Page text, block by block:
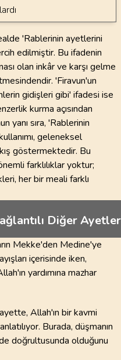
'Rablerinin ayetlerini
edilmiştir. Bu ifadenin
olan inkâr ve karşı gelme
'Firavun'un
gidişleri gibi' ifadesi ise
kurma açısından
yanı sıra, 'Rablerinin
geleneksel
göstermektedir. Bu
farklılıklar yoktur;
her bir meali farklı
Diğer Ayetler
Mekke'den Medine'ye
içerisinde iken,
yardımına mazhar
Allah'ın bir kavmi
Burada, düşmanın
doğrultusunda olduğunu